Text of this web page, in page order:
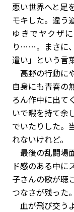
悪い世界へと足
モキした。違う
ゆきでヤクザ
り……。まさに
遣い」という言
高野の行動に
自身にも青春の
ろん作中に出て
いで暇を持て余
でいたりした。
れないけれど。
最後の乱闘場
ド感のある中に
子さんの歌が聴
つなさが残った。
血が飛び交う